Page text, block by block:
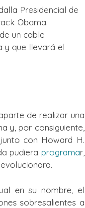
Presidencial de
Obama.
un cable
y que llevará el
de realizar una
y, por consiguiente,
con Howard H.
pudiera programar,
en su nombre, el
sobresalientes a